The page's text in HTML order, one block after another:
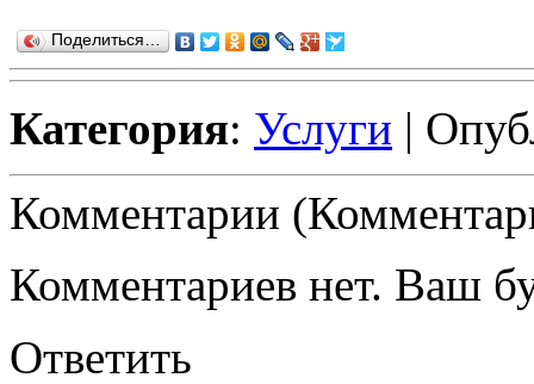
Поделиться…
Категория: Услуги |
Комментарии
Комментариев нет. Ваш
Ответить